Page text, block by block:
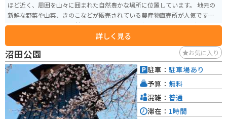
ほど近く、周囲を山々に囲まれた自然豊かな場所に位置しています。 地元の
新鮮な野菜や山菜、きのこなどが販売されている農産物直売所が人気です。
レストランでは、地元食材を使った料理や、群馬名物のひもかわうどんも味
暮らしを体験することができます。 バイクで訪れる際は、道の駅から見える
武尊山など、周辺の景色を楽しみながらのツーリングがおすすめです。 春に
は桜、秋には紅葉の名所としても知られており、四季折々の自然を楽しむこ
とができます。 【おすすめのお土産】 * 昭和村産の新鮮野菜 * きのこ * 山菜
* ひもかわうどん
詳しく見る
沼田公園 お気に入り
駐車： 駐車場あり
予算： 無料
混雑： 普通
滞在： 1時間